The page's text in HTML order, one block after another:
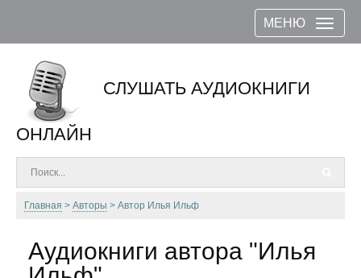
МЕНЮ
СЛУШАТЬ АУДИОКНИГИ
ОНЛАЙН
Главная Авторы Автор Илья Ильф
Аудиокниги автора "Илья